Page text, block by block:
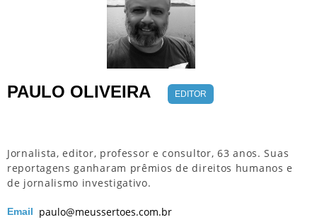
PAULO OLIVEIRA EDITOR
Jornalista, editor, professor e consultor, 63 anos. Suas
reportagens ganharam prêmios de direitos humanos e
de jornalismo investigativo.
Email paulo@meussertoes.com.br